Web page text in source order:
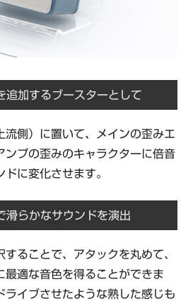
追加するブースターとして
流側）に置いて、メインの歪みエ
ンプの歪みのキャラクターに倍音
に変化させます。
らかなサウンドを演出
ることで、アタックを丸めて、
最適な音色を得ることができま
ライブさせたような熟した感じも